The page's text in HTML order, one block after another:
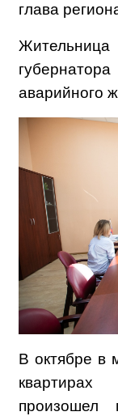
глава
аварийного
В октябре в
произошел